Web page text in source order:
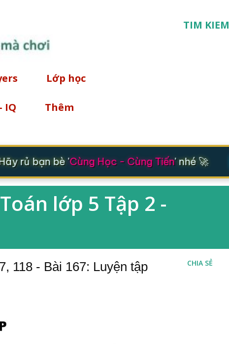
TÌM KIẾM
Lớp học
IQ Thêm
rủ bạn bè 'Cùng Học - Cùng Tiến' nhé 🚀
lớp 5 Tập 2 -
118 - Bài 167: Luyện tập CHIA SẺ